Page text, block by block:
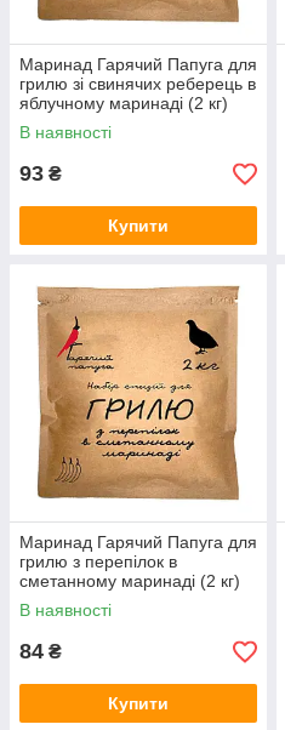
Маринад Гарячий Папуга для
грилю зі свинячих реберець в
яблучному маринаді (2 кг)
В наявності
93 ₴
Купити
Маринад Гарячий Папуга для
грилю з перепілок в
сметанному маринаді (2 кг)
В наявності
84 ₴
Купити